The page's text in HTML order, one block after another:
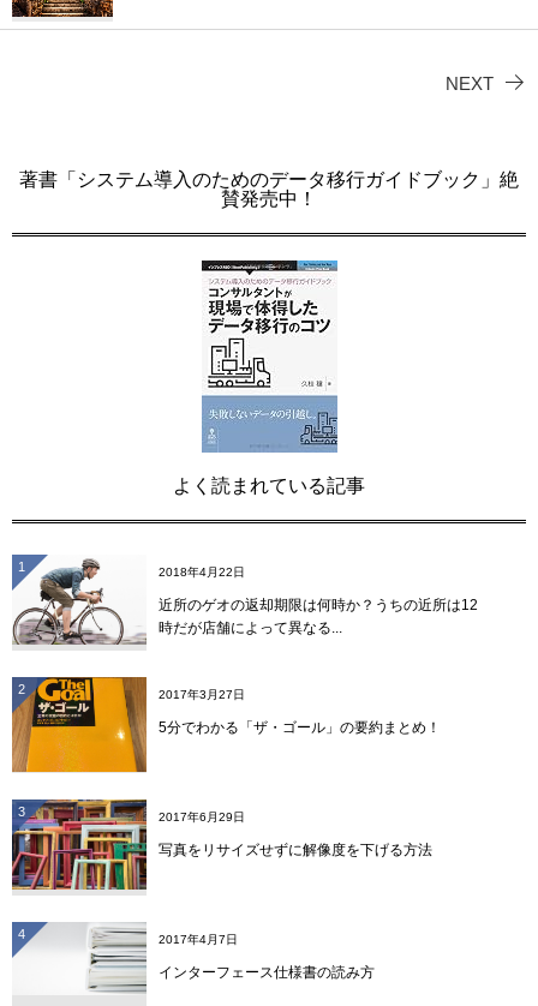
NEXT
著書「システム導入のためのデータ移行ガイドブック」絶
賛発売中！
よく読まれている記事
1 2018年4月22日
近所のゲオの返却期限は何時か？うちの近所は12
時だが店舗によって異なる...
2 2017年3月27日
5分でわかる「ザ・ゴール」の要約まとめ！
3 2017年6月29日
写真をリサイズせずに解像度を下げる方法
4 2017年4月7日
インターフェース仕様書の読み方